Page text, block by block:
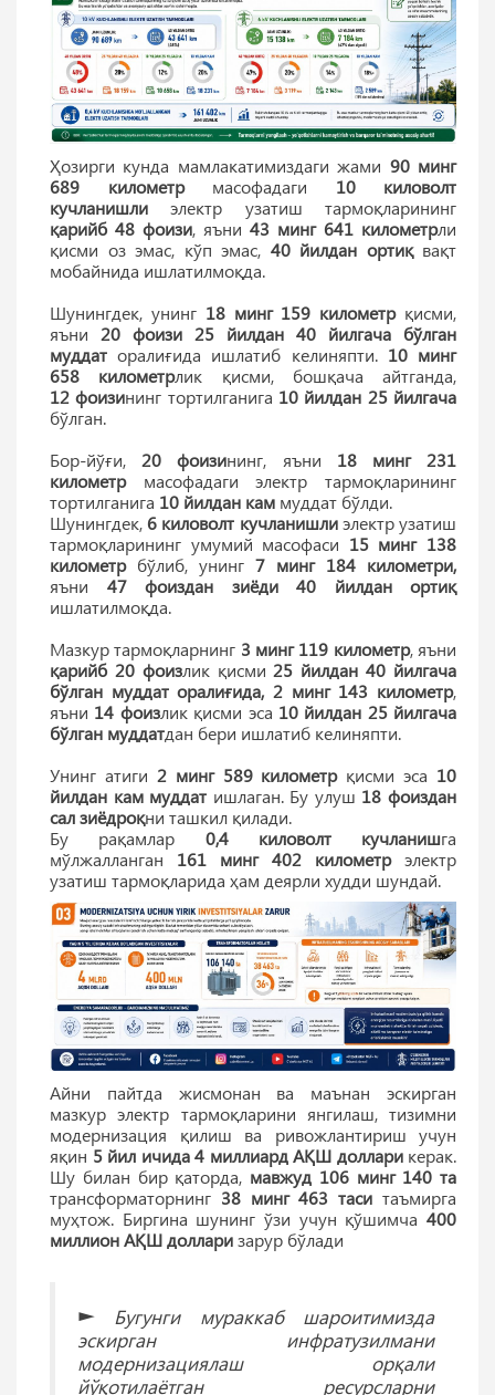
Ҳозирги кунда мамлакатимиздаги жами 90 минг
689 километрмасофадаги 10 киловолт
кучланишли электр узатиш тармоқларининг
қарийб 48 фоизи, яъни 43 минг 641 километрли
қисми оз эмас, кўп эмас, 40 йилдан ортиқвақт
мобайнида ишлатилмоқда.
Шунингдек, унинг 18 минг 159 километрқисми,
яъни 20 фоизи 25 йилдан 40 йилгача бўлган
муддат оралиғида ишлатиб келиняпти. 10 минг
658 километрлик қисми, бошқача айтганда,
12 фоизининг тортилганига 10 йилдан 25 йилгача
бўлган.
Бор-йўғи,20 фоизининг, яъни 18 минг 231
километрмасофадаги электр тармоқларининг
тортилганига 10 йилдан кам муддат бўлди.
Шунингдек, 6 киловолт кучланишлиэлектр узатиш
тармоқларининг умумий масофаси 15 минг 138
километрбўлиб, унинг 7 минг 184 километри,
яъни 47 фоиздан зиёди
40 йилдан ортиқ
ишлатилмоқда.
Мазкур тармоқларнинг 3 минг 119 километр, яъни
қарийб 20 фоизлик қисми25 йилдан 40 йилгача
бўлган муддат оралиғида, 2 минг 143 километр,
яъни 14 фоизлик қисми эса 10 йилдан 25 йилгача
бўлган муддатдан бери ишлатиб келиняпти.
Унинг атиги 2 минг 589 километрқисми эса 10
йилдан кам муддат ишлаган. Бу улуш 18 фоиздан
сал зиёдроқни ташкил қилади.
Бу рақамлар 0,4 киловолт кучланишга
мўлжалланган 161 минг 402 километрэлектр
узатиш тармоқларида ҳам деярли худди шундай.
Айни пайтда жисмонан ва маънан эскирган
мазкур электр тармоқларини янгилаш, тизимни
модернизация қилиш ва ривожлантириш учун
яқин 5 йил ичида 4 миллиард АҚШ доллари керак.
Шу билан бир қаторда, мавжуд 106 минг 140 та
трансформаторнинг 38 минг 463 таси таъмирга
муҳтож. Биргина шунинг ўзи учун қўшимча 400
миллион АҚШ долларизарур бўлади
► Бугунги мураккаб шароитимизда
эскирган инфратузилмани
модернизациялаш орқали
йўқотилаётган ресурсларни